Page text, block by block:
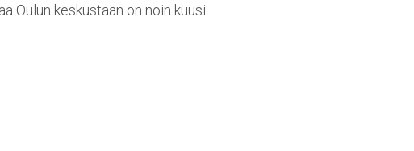
Oulun keskustaan on noin kuusi